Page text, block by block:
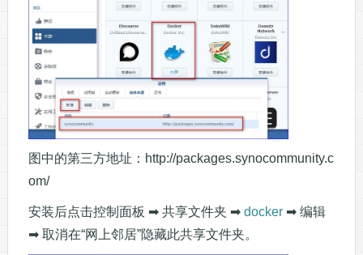
图中的第三方地址：http://packages.synocommunity.c
om/
安装后点击控制面板 ➡ 共享文件夹 ➡ docker➡ 编辑
➡ 取消在“网上邻居”隐藏此共享文件夹。